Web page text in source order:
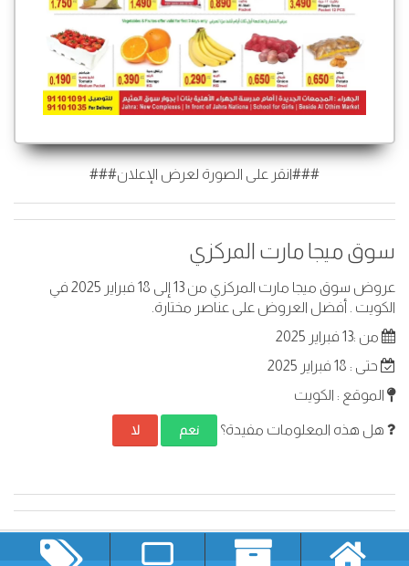
###انقر على الصورة لعرض الإعلان###
سوق ميجا مارت المركزي
عروض سوق ميجا مارت المركزي من 13 إلى 18 فبراير 2025 في
الكويت . أفضل العروض على عناصر مختارة.
من :13 فبراير 2025
حتى : 18 فبراير 2025
الموقع : الكويت
هل هذه المعلومات مفيدة؟ نعم لا